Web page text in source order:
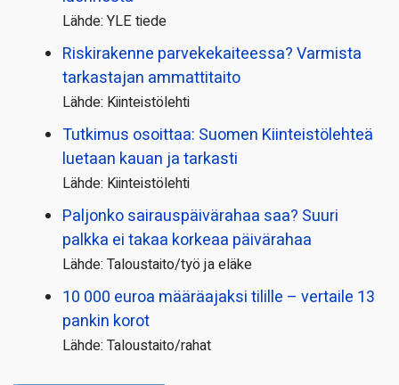
Lähde: YLE tiede
Riskirakenne parvekekaiteessa? Varmista
tarkastajan ammattitaito
Lähde: Kiinteistölehti
Tutkimus osoittaa: Suomen Kiinteistölehteä
luetaan kauan ja tarkasti
Lähde: Kiinteistölehti
Paljonko sairauspäivä­rahaa saa? Suuri
palkka ei takaa korkeaa päivärahaa
Lähde: Taloustaito/työ ja eläke
10 000 euroa määräajaksi tilille – vertaile 13
pankin korot
Lähde: Taloustaito/rahat